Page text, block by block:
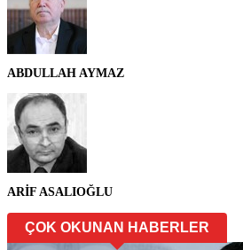
ABDULLAH AYMAZ
ARİF ASALIOĞLU
ÇOK OKUNAN HABERLER